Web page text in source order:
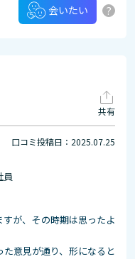
会いたい ?
共有
口コミ投稿日：2025.07.25
員
が、その時期は思ったよ
意見が通り、形になると